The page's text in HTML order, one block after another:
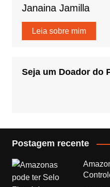
Janaina Jamilla
Leia sobre mim
Seja um Doador do
Postagem recente